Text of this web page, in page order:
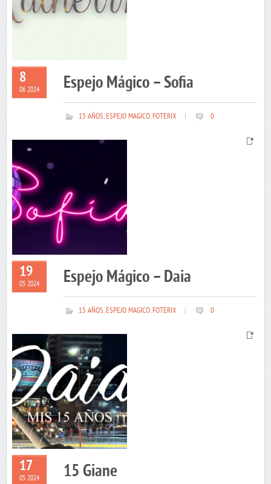
8
06 2024 Espejo Mágico – Sofia
15 AÑOS,ESPEJO MAGICO,FOTERIX 0
19
05 2024 Espejo Mágico – Daia
15 AÑOS,ESPEJO MAGICO,FOTERIX 0
17
05 2024 15 Giane